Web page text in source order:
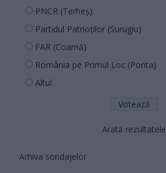
PNCR (Terheș)
Partidul Patrioților (Surugiu)
FAR (Coarnă)
România pe Primul Loc (Ponta)
Altul
Arată rezultatele
Arhiva sondajelor